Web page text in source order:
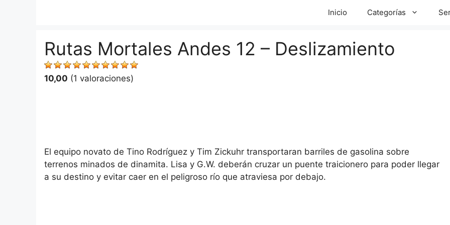
Inicio Categorías
Rutas Mortales Andes 12 – Deslizamiento
10,00 (1 valoraciones)
El equipo novato de Tino Rodríguez y Tim Zickuhr transportaran barriles de gasolina sobre
terrenos minados de dinamita. Lisa y G.W. deberán cruzar un puente traicionero para poder llegar
a su destino y evitar caer en el peligroso río que atraviesa por debajo.